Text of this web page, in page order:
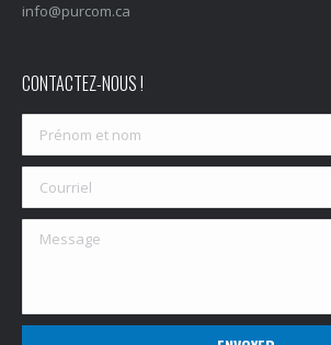
info@purcom.ca
CONTACTEZ-NOUS !